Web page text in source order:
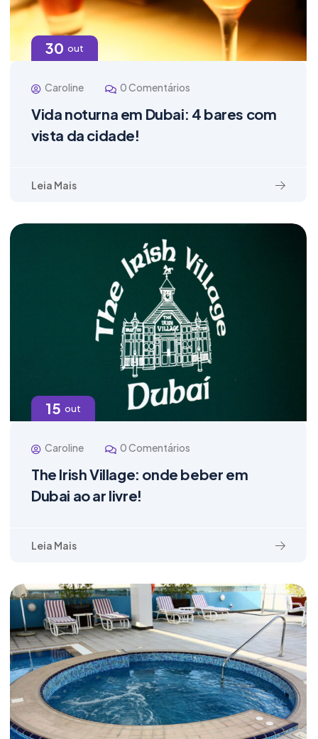
30 out
Caroline 0 Comentários
Vida noturna em Dubai: 4 bares com
vista da cidade!
Leia Mais
15 out
Caroline 0 Comentários
The Irish Village: onde beber em
Dubai ao ar livre!
Leia Mais